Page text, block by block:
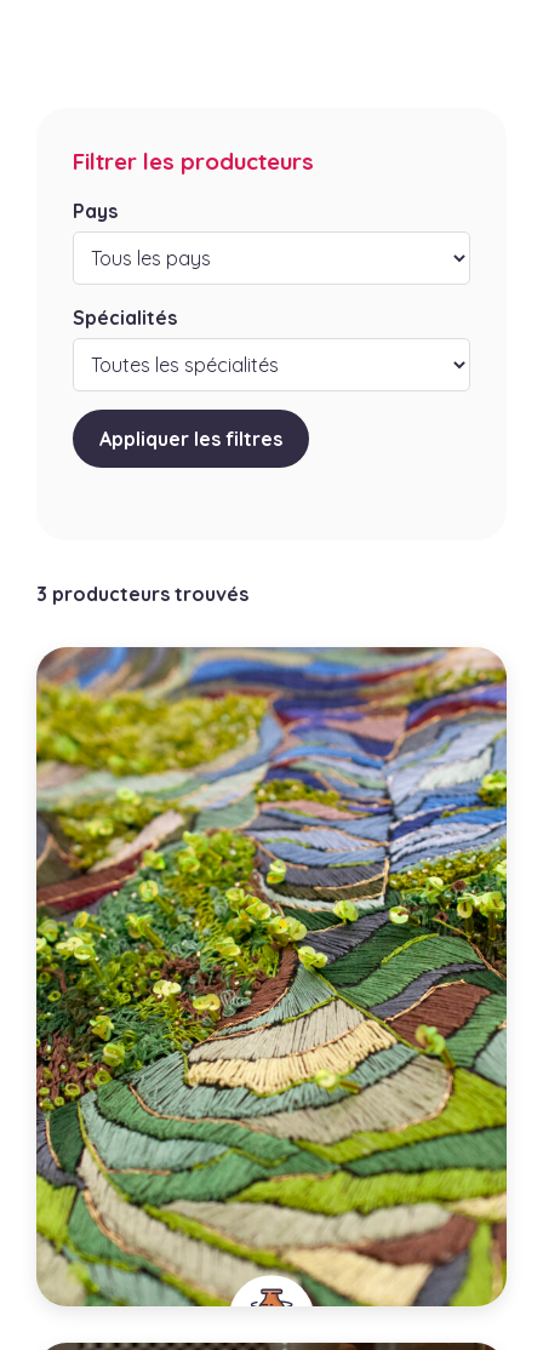
3 producteurs trouvés
Filtrer les producteurs
Pays
Spécialités
Appliquer les filtres